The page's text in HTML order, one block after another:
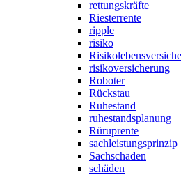
rettungskräfte
Riesterrente
ripple
risiko
risikoversicherung
Roboter
Rückstau
Ruhestand
ruhestandsplanung
Rüruprente
sachleistungsprinzip
Sachschaden
schäden